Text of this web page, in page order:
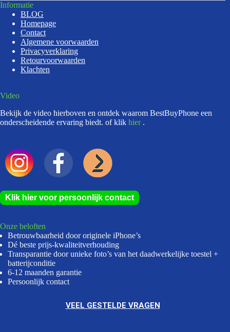
Informatie
BLOG
Homepage
Contact
Algemene voorwaarden
Privacyverklaring
Retourvoorwaarden
Klachten
Video
Bekijk de video hierboven en ontdek waarom BestBuyPhone een
onderscheidende ervaring biedt. of klik hier .
Klik hier voor persoonlijk contact
Onze beloften
Betrouwbaarheid door originele iPhone’s
Dé beste prijs-kwaliteitverhouding
Transparantie door unieke foto’s van het daadwerkelijke toestel +
batterijconditie
6-12 maanden garantie
Persoonlijk contact
VEEL GESTELDE VRAGEN